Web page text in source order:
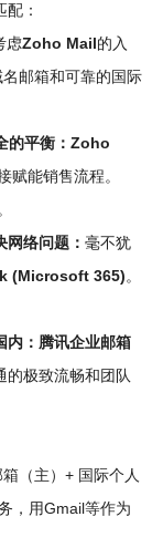
：
虑Zoho Mail的入
邮箱和可靠的国际
的平衡： Zoho
赋能销售流程。
络问题： 毫不犹
(Microsoft 365)。
： 腾讯企业邮箱
的极致流畅和团队
（主）+ 国际个人
，用Gmail等作为